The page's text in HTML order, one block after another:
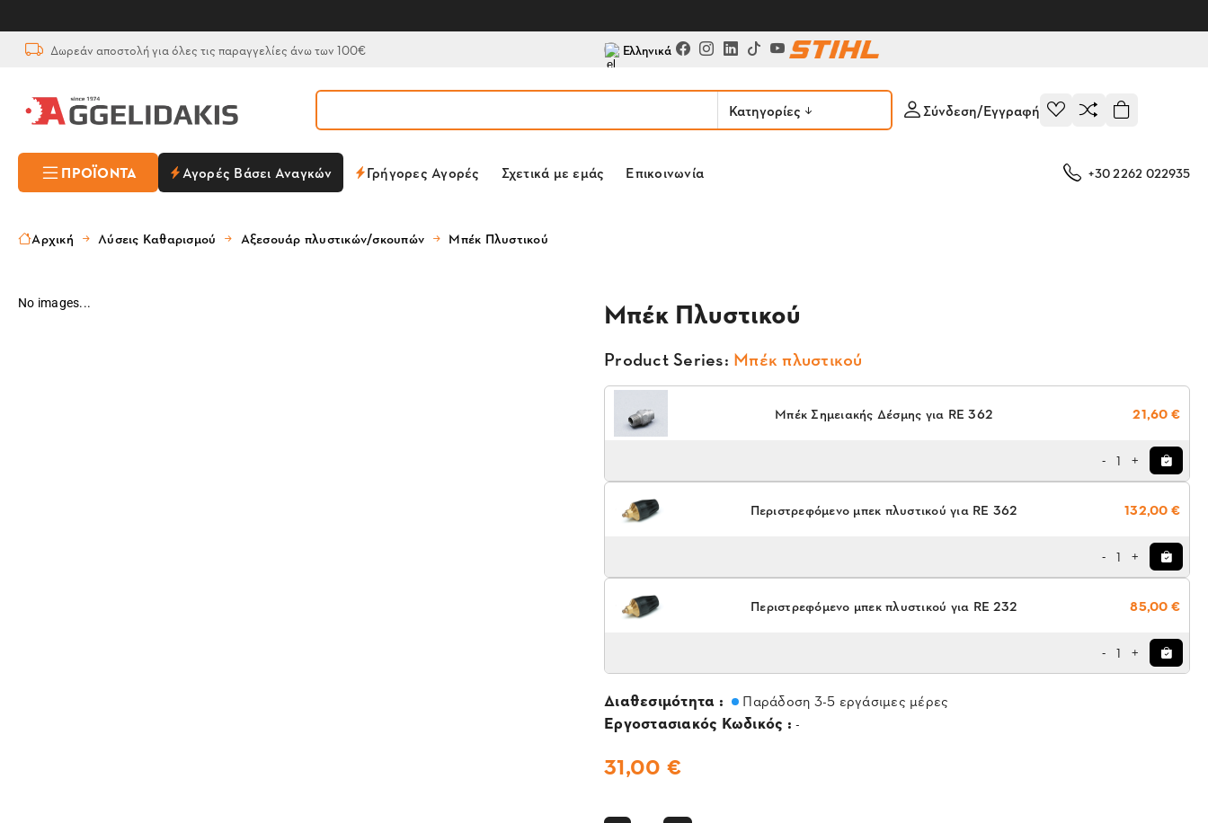
Δωρεάν αποστολή για όλες τις παραγγελίες άνω των 100€ Ελληνικά
Κατηγορίες Σύνδεση/Εγγραφή
ΠΡΟΪΌΝΤΑ Αγορές Βάσει Αναγκών Γρήγορες Αγορές Σχετικά με εμάς Επικοινωνία +30 2262 022935
Αρχική Λύσεις Καθαρισμού Αξεσουάρ πλυστικών/σκουπών Μπέκ Πλυστικού
No images... Μπέκ Πλυστικού
Product Series: Μπέκ πλυστικού
Μπέκ Σημειακής Δέσμης για RE 362 21,60 €
- 1 +
Περιστρεφόμενο μπεκ πλυστικού για RE 362 132,00 €
- 1 +
Περιστρεφόμενο μπεκ πλυστικού για RE 232 85,00 €
- 1 +
Διαθεσιμότητα : Παράδοση 3-5 εργάσιμες μέρες
Εργοστασιακός Κωδικός : -
31,00 €